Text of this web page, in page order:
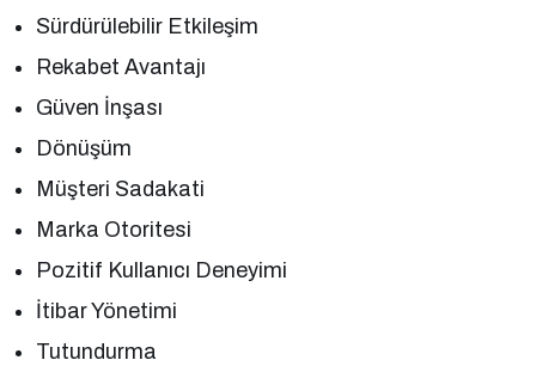
Sürdürülebilir Etkileşim
Rekabet Avantajı
Güven İnşası
Dönüşüm
Müşteri Sadakati
Marka Otoritesi
Pozitif Kullanıcı Deneyimi
İtibar Yönetimi
Tutundurma